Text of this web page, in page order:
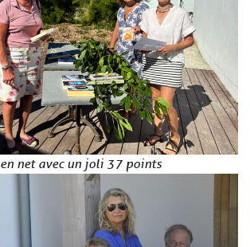
en net avec un joli 37 points